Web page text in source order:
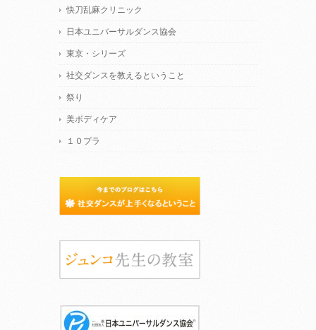
快刀乱麻クリニック
日本ユニバーサルダンス協会
東京・シリーズ
社交ダンスを教えるということ
祭り
美ボディケア
１０プラ